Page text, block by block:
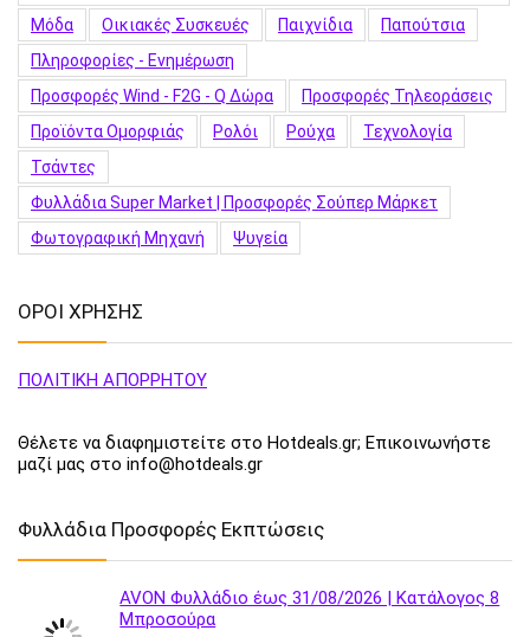
Μόδα
Οικιακές Συσκευές Παιχνίδια
Παπούτσια
Πληροφορίες - Ενημέρωση
Προσφορές Wind - F2G - Q Δώρα
Προσφορές Τηλεοράσεις
Προϊόντα Ομορφιάς
Ρολόι Ρούχα
Τεχνολογία
Τσάντες
Φυλλάδια Super Market | Προσφορές Σούπερ Μάρκετ
Φωτογραφική Μηχανή
Ψυγεία
ΟΡΟΙ ΧΡΗΣΗΣ
ΠΟΛΙΤΙΚΗ ΑΠΟΡΡΗΤΟΥ
Θέλετε να διαφημιστείτε στο Hotdeals.gr; Επικοινωνήστε
μαζί μας στο info@hotdeals.gr
Φυλλάδια Προσφορές Εκπτώσεις
AVON Φυλλάδιο έως 31/08/2026 | Κατάλογος 8
Μπροσούρα